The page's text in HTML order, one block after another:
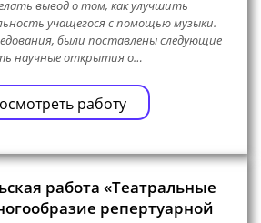
вывод о том, как улучшить
учащегося с помощью музыки.
были поставлены следующие
научные открытия о…
работу
работа «Театральные
репертуарной